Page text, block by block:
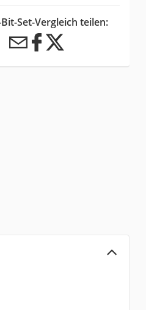
Set-Vergleich teilen: